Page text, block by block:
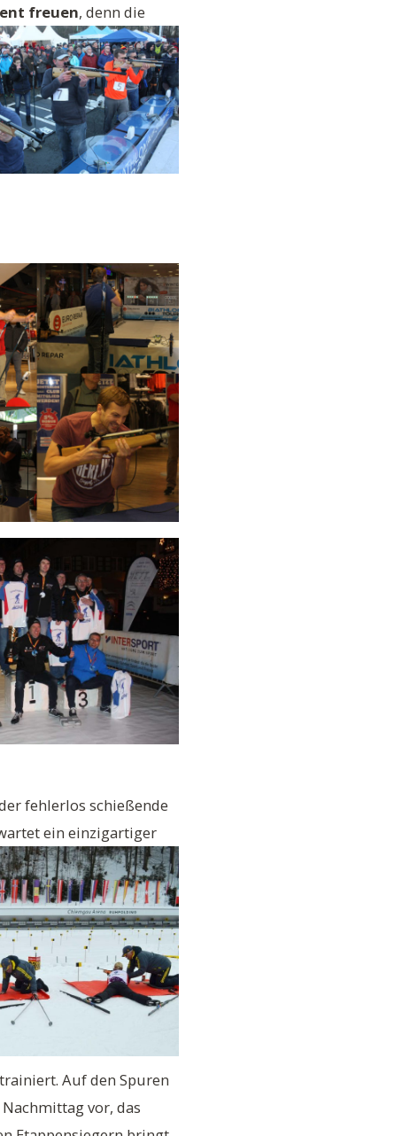
freuen, denn die
fehlerlos schießende
ein einzigartiger
Auf den Spuren
vor, das